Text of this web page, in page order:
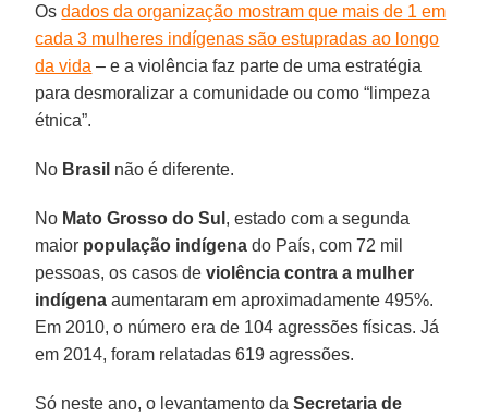
Osdados da organização mostram que mais de 1 em
cada 3 mulheres indígenas são estupradas ao longo
da vida – e a violência faz parte de uma estratégia
para desmoralizar a comunidade ou como “limpeza
étnica”.
No Brasil não é diferente.
No Mato Grosso do Sul , estado com a segunda
maior população indígena do País, com 72 mil
pessoas, os casos deviolência contra a mulher
indígena aumentaram em aproximadamente 495%.
Em 2010, o número era de 104 agressões físicas. Já
em 2014, foram relatadas 619 agressões.
Só neste ano, o levantamento daSecretaria de